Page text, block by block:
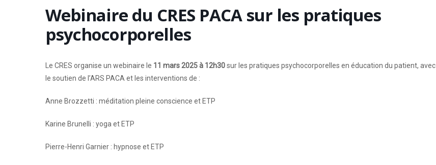
Webinaire du CRES PACA sur les pratiques
psychocorporelles
Le CRES organise un webinaire le 11 mars 2025 à 12h30sur les pratiques psychocorporelles en éducation du patient, avec
le soutien de l’ARS PACA et les interventions de :
Anne Brozzetti : méditation pleine conscience et ETP
Karine Brunelli : yoga et ETP
Pierre-Henri Garnier : hypnose et ETP